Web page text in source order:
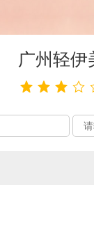
广州轻伊